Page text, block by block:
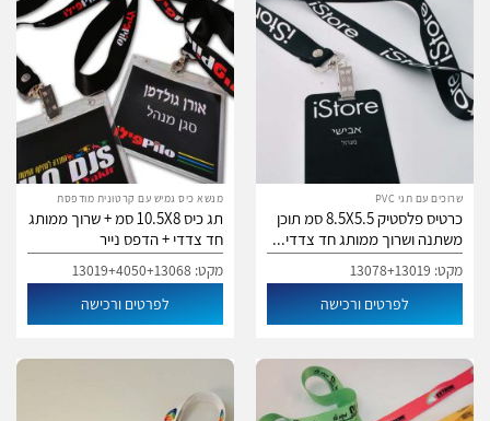
שרוכים עם תגי PVC
כרטיס פלסטיק 8.5X5.5 סמ תוכן
משתנה ושרוך ממותג חד צדדי...
מקט: 13078+13019
לפרטים ורכישה
מנשא כיס גמיש עם קרטונית מודפסת
תג כיס 10.5X8 סמ + שרוך ממותג
חד צדדי + הדפס נייר
מקט: 13019+4050+13068
לפרטים ורכישה